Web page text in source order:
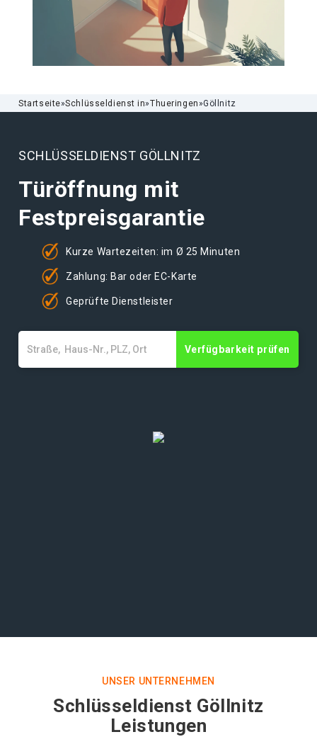
Startseite»Schlüsseldienst in»Thueringen»Göllnitz
SCHLÜSSELDIENST GÖLLNITZ
Türöffnung mit
Festpreisgarantie
Kurze Wartezeiten: im Ø 25 Minuten
Zahlung: Bar oder EC-Karte
Geprüfte Dienstleister
Verfügbarkeit prüfen
UNSER UNTERNEHMEN
Schlüsseldienst Göllnitz
Leistungen